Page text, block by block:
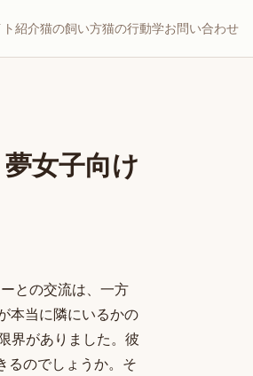
紹介猫の飼い方猫の行動学お問い合わせ
女子向け
との交流は、一方
本当に隣にいるかの
界がありました。彼
るのでしょうか。そ